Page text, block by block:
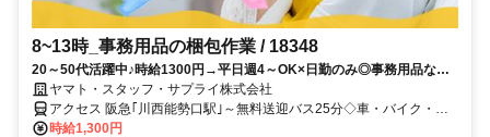
8~13時_事務用品の梱包作業 / 18348
20～50代活躍中♪時給1300円→平日週4～OK×日勤のみ◎事務用品など
を扱う軽作業♪川西能勢口駅～無料送迎あり♪車バイク自転車OK！
ヤマト・スタッフ・サプライ株式会社
アクセス 阪急｢川西能勢口駅｣～無料送迎バス25分◇車・バイク・自
転車通勤OK(駐車場無料！)◇交通費支給あり♪(規定)※交通費は1日
時給1,300円